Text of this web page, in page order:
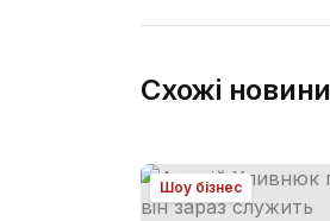
Схожі новини
Шоу бізнес